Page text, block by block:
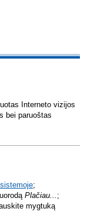
Interneto vizijos
bei paruoštas
;
Plačiau... ;
mygtuką